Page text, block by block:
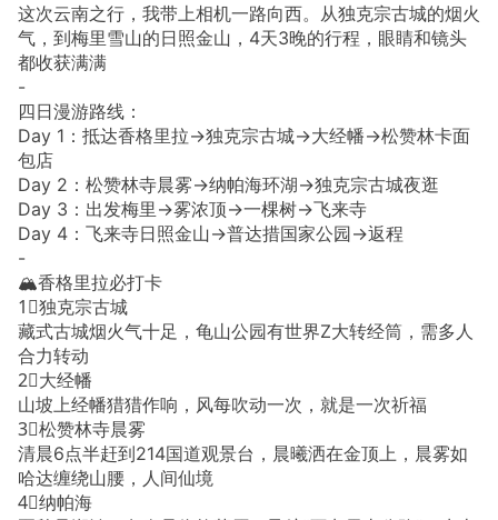
这次云南之行，我带上相机一路向西。从独克宗古城的烟火
气，到梅里雪山的日照金山，4天3晚的行程，眼睛和镜头
都收获满满
-
四日漫游路线：
Day 1：抵达香格里拉→独克宗古城→大经幡→松赞林卡面
包店
Day 2：松赞林寺晨雾→纳帕海环湖→独克宗古城夜逛
Day 3：出发梅里→雾浓顶→一棵树→飞来寺
Day 4：飞来寺日照金山→普达措国家公园→返程
-
🏔️香格里拉必打卡
1⃣️独克宗古城
藏式古城烟火气十足，龟山公园有世界Z大转经筒，需多人
合力转动
2⃣️大经幡
山坡上经幡猎猎作响，风每吹动一次，就是一次祈福
3⃣️松赞林寺晨雾
清晨6点半赶到214国道观景台，晨曦洒在金顶上，晨雾如
哈达缠绕山腰，人间仙境
4⃣️纳帕海